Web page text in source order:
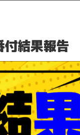
結果報告